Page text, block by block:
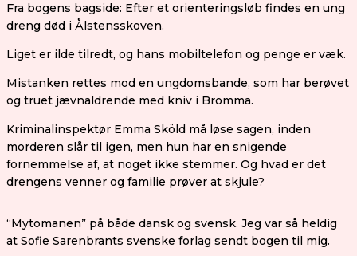
Fra bogens bagside: Efter et orienteringsløb findes en ung
dreng død i Ålstensskoven.
Liget er ilde tilredt, og hans mobiltelefon og penge er væk.
Mistanken rettes mod en ungdomsbande, som har berøvet
og truet jævnaldrende med kniv i Bromma.
Kriminalinspektør Emma Sköld må løse sagen, inden
morderen slår til igen, men hun har en snigende
fornemmelse af, at noget ikke stemmer. Og hvad er det
drengens venner og familie prøver at skjule?
“Mytomanen” på både dansk og svensk. Jeg var så heldig
at Sofie Sarenbrants svenske forlag sendt bogen til mig.